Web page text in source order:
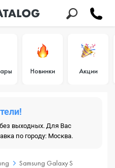
Новинки Акции
выходных. Для Вас
по городу: Москва.
Samsung Galaxy S